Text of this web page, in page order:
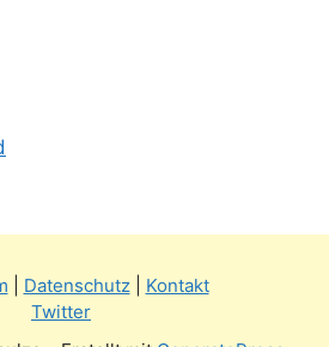
Datenschutz| Kontakt
Twitter